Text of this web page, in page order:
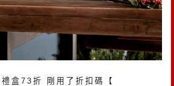
盒73折 剛用了折扣碼【